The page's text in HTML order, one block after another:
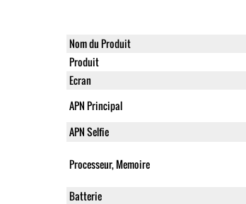
Nom du Produit
Produit
Ecran
APN Principal
APN Selfie
Processeur, Memoire
Batterie